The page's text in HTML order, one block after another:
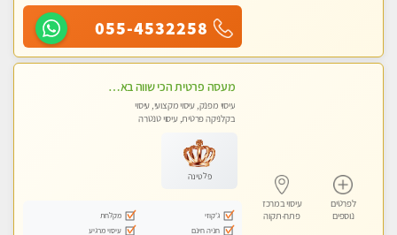
055-4532258
לפרטים
נוספים
עיסוי במרכז
פתח-תקוה
מעסה פרטית הכי שווה באזור המרכז!!!
עיסוי מפנק, עיסוי מקצועי, עיסוי
בקלניקה פרטית, עיסוי טנטרה
פלטינה
ג'קוזי
מקלחת
חניה חינם
עיסוי מרגיע